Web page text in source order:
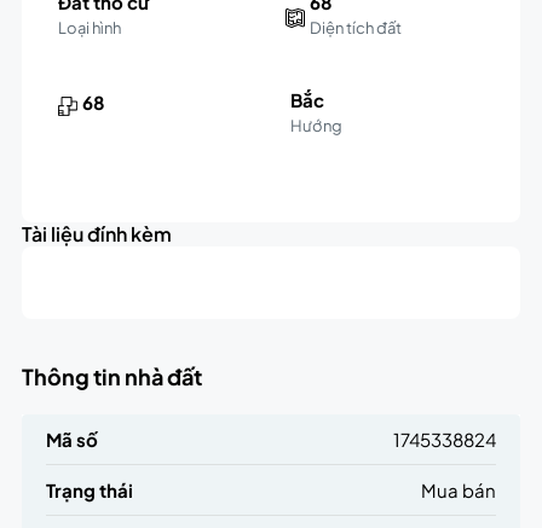
Loại hình Diện tích đất
68 Bắc
Hướng
+
Tài liệu đính kèm
Thông tin nhà đất
Mã số 1745338824
Trạng thái Mua bán